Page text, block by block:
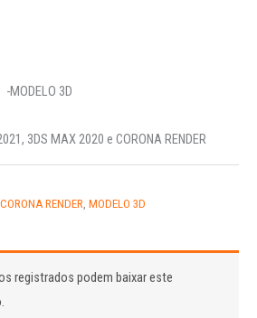
-MODELO 3D
3DS MAX 2020 e CORONA RENDER
CORONA RENDER MODELO 3D
registrados podem baixar este